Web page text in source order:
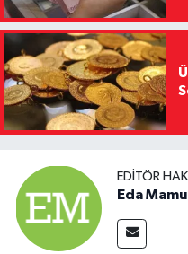
EDITÖR
Eda